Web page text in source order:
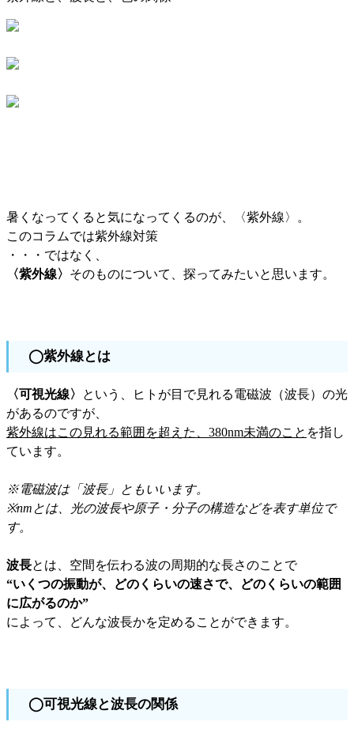
暑くなってくると気になってくるのが、〈紫外線〉。
このコラムでは紫外線対策
・・・ではなく、
〈紫外線〉 そのものについて、探ってみたいと思います。
◯紫外線とは
〈可視光線〉
という、ヒトが目で見れる電磁波（波長）の光
があるのですが、
紫外線はこの見れる範囲を超えた、380nm未満のこと を指し
ています。
※電磁波は「波長」ともいいます。
※nmとは、光の波長や原子・分子の構造などを表す単位で
す。
波長とは、空間を伝わる波の周期的な長さのことで
“いくつの振動が、どのくらいの速さで、どのくらいの範囲
に広がるのか”
によって、どんな波長かを定めることができます。
◯可視光線と波長の関係